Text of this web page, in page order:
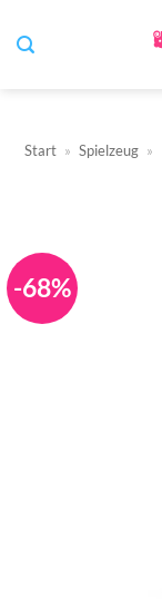
Inhalt
Start » Spielzeug »
-68%